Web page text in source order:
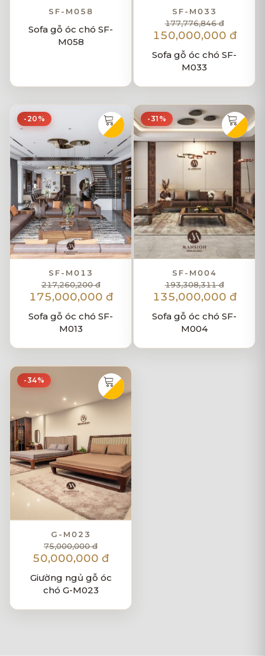
SF-M058
Sofa gỗ óc chó SF-
M058
SF-M033
177,776,846 đ
150,000,000 đ
Sofa gỗ óc chó SF-
M033
-20%
SF-M013
217,260,200 đ
175,000,000 đ
Sofa gỗ óc chó SF-
M013
-31%
SF-M004
193,308,311 đ
135,000,000 đ
Sofa gỗ óc chó SF-
M004
-34%
G-M023
75,000,000 đ
50,000,000 đ
Giường ngủ gỗ óc
chó G-M023